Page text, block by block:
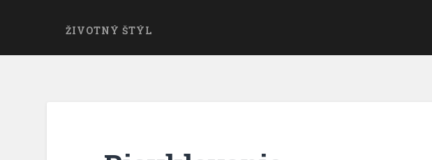
ŽIVOTNÝ ŠTÝL